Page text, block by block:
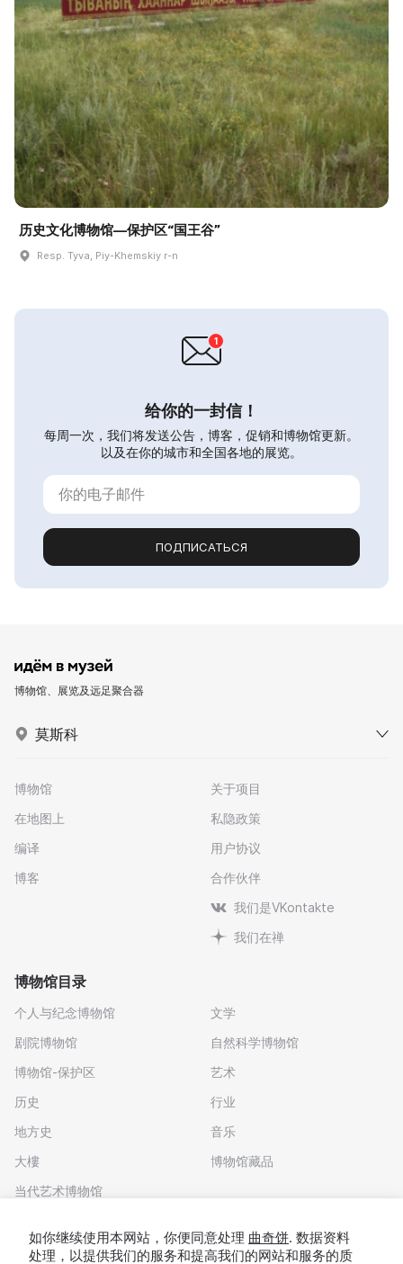
历史文化博物馆—保护区“国王谷”
Resp. Tyva, Piy-Khemskiy r-n
给你的一封信！
每周一次，我们将发送公告，博客，促销和博物馆更新。
以及在你的城市和全国各地的展览。
ПОДПИСАТЬСЯ
博物馆、展览及远足聚合器
莫斯科
博物馆
在地图上
编译
博客
关于项目
私隐政策
用户协议
合作伙伴
我们是VKontakte
我们在禅
博物馆目录
个人与纪念博物馆
剧院博物馆
博物馆-保护区
历史
地方史
大樓
当代艺术博物馆
文学
自然科学博物馆
艺术
行业
音乐
博物馆藏品
如你继续使用本网站，你便同意处理 曲奇饼. 数据资料
处理，以提供我们的服务和提高我们的网站和服务的质